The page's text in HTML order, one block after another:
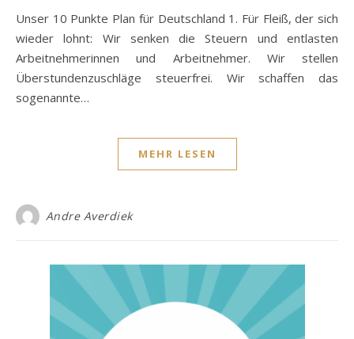
Unser 10 Punkte Plan für Deutschland 1. Für Fleiß, der sich
wieder lohnt: Wir senken die Steuern und entlasten
Arbeitnehmerinnen und Arbeitnehmer. Wir stellen
Überstundenzuschläge steuerfrei. Wir schaffen das
sogenannte…
MEHR LESEN
Andre Averdiek